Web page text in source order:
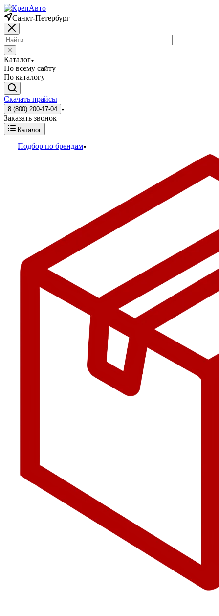
Санкт-Петербург
Каталог
По всему сайту
По каталогу
Скачать прайсы
8 (800) 200-17-04
Заказать звонок
Каталог
Подбор по брендам